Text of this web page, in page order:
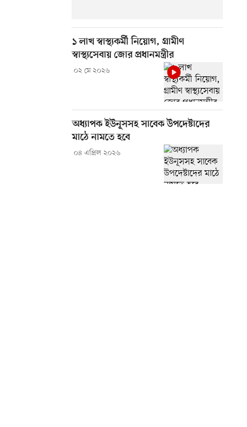
১ লাখ স্বাস্থ্যকর্মী নিয়োগ, গ্রামীণ
স্বাস্থ্যসেবায় জোর প্রধানমন্ত্রীর
০২ মে ২০২৬
অধ্যাপক ইউনূসসহ সাবেক উপদেষ্টাদের
মাঠে নামতে হবে
০৪ এপ্রিল ২০২৬